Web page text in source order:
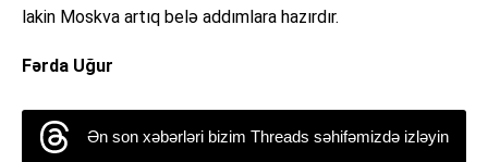
lakin Moskva artıq belə addımlara hazırdır.
Fərda Uğur
Ən son xəbərləri bizim Threads səhifəmizdə izləyin